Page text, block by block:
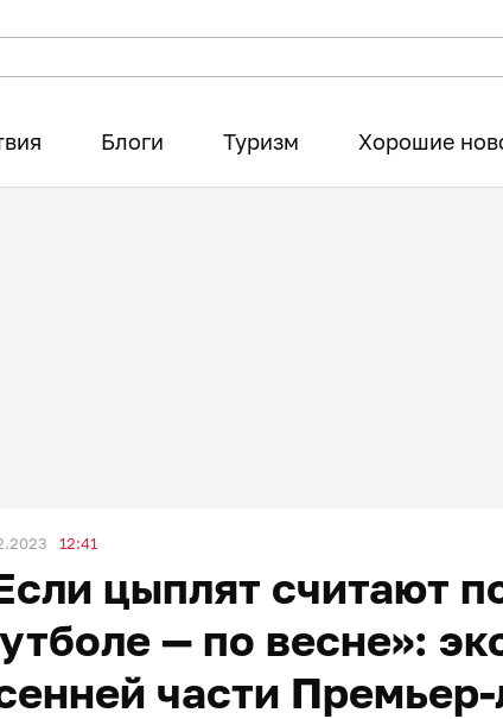
Блоги Туризм Хорошие
12:41
цыплят считают
— по весне»:
части